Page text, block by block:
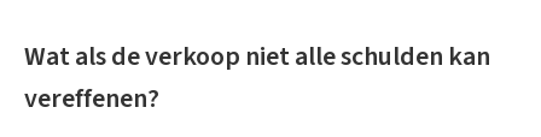
Wat als de verkoop niet alle schulden kan
vereffenen?